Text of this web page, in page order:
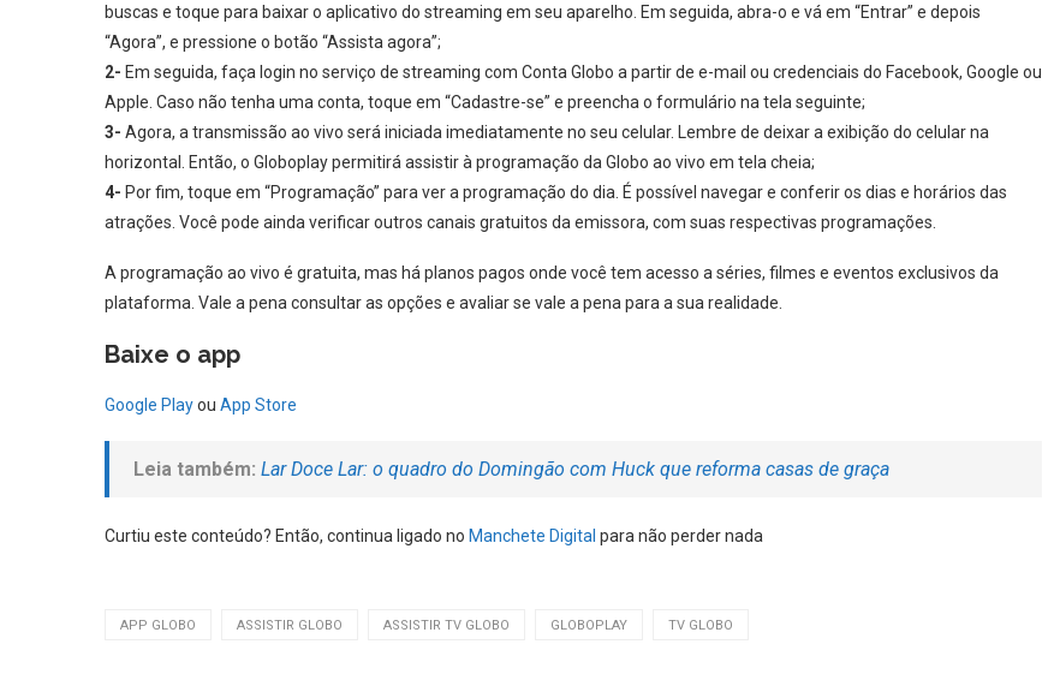
buscas e toque para baixar o aplicativo do streaming em seu aparelho. Em seguida, abra-o e vá em “Entrar” e depois
“Agora”, e pressione o botão “Assista agora”;
2- Em seguida, faça login no serviço de streaming com Conta Globo a partir de e-mail ou credenciais do Facebook, Google ou
Apple. Caso não tenha uma conta, toque em “Cadastre-se” e preencha o formulário na tela seguinte;
3- Agora, a transmissão ao vivo será iniciada imediatamente no seu celular. Lembre de deixar a exibição do celular na
horizontal. Então, o Globoplay permitirá assistir à programação da Globo ao vivo em tela cheia;
4- Por fim, toque em “Programação” para ver a programação do dia. É possível navegar e conferir os dias e horários das
atrações. Você pode ainda verificar outros canais gratuitos da emissora, com suas respectivas programações.
A programação ao vivo é gratuita, mas há planos pagos onde você tem acesso a séries, filmes e eventos exclusivos da
plataforma. Vale a pena consultar as opções e avaliar se vale a pena para a sua realidade.
Baixe o app
Google Playou App Store
Leia também: Lar Doce Lar: o quadro do Domingão com Huck que reforma casas de graça
Curtiu este conteúdo? Então, continua ligado no Manchete Digital para não perder nada
APP GLOBO ASSISTIR GLOBO ASSISTIR TV GLOBO GLOBOPLAY TV GLOBO